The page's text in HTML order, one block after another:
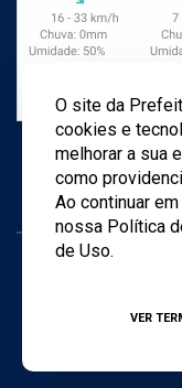
O site da
cookies e
melhorar a sua
como
Ao continuar
nossa Política
de Uso.
VER